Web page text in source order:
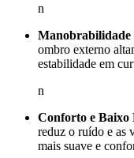
n
Manobrabilidade
ombro externo
estabilidade em
n
Conforto e Baixo
reduz o ruído e as
mais suave e